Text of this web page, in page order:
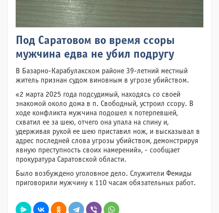
Под Саратовом во время ссоры
мужчина едва не убил подругу
В Базарно-Карабулакском районе 39-летний местный
житель признан судом виновным в угрозе убийством.
«2 марта 2025 года подсудимый, находясь со своей
знакомой около дома в п. Свободный, устроил ссору. В
ходе конфликта мужчина подошел к потерпевшей,
схватил ее за шею, отчего она упала на спину и,
удерживая рукой ее шею приставил нож, и высказывал в
адрес последней слова угрозы убийством, демонстрируя
явную преступность своих намерений», - сообщает
прокуратура Саратовской области.
Было возбуждено уголовное дело. Служители Фемиды
приговорили мужчину к 110 часам обязательных работ.